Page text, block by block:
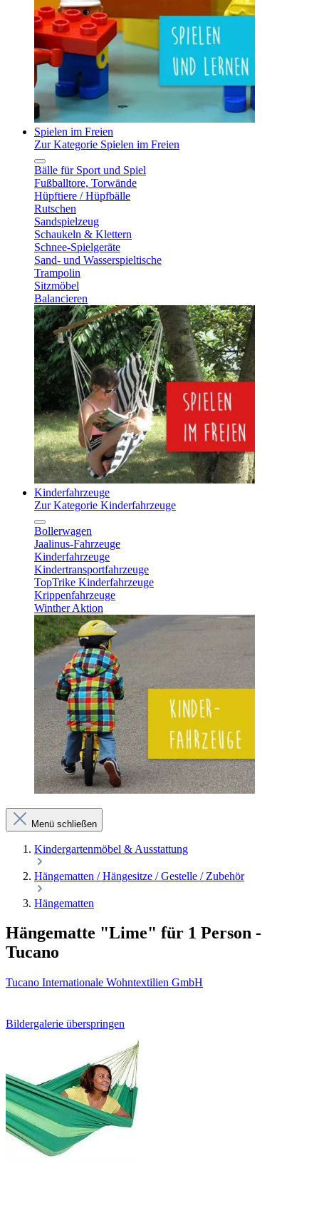
Spielen im Freien
Zur Kategorie Spielen im Freien
Bälle für Sport und Spiel
Fußballtore, Torwände
Hüpftiere / Hüpfbälle
Rutschen
Sandspielzeug
Schaukeln & Klettern
Schnee-Spielgeräte
Sand- und Wasserspieltische
Trampolin
Sitzmöbel
Balancieren
Kinderfahrzeuge
Zur Kategorie Kinderfahrzeuge
Bollerwagen
Jaalinus-Fahrzeuge
Kinderfahrzeuge
Kindertransportfahrzeuge
TopTrike Kinderfahrzeuge
Krippenfahrzeuge
Winther Aktion
Menü schließen
Kindergartenmöbel & Ausstattung
Hängematten / Hängesitze / Gestelle / Zubehör
Hängematten
Hängematte "Lime" für 1 Person -
Tucano
Tucano Internationale Wohntextilien GmbH
Bildergalerie überspringen